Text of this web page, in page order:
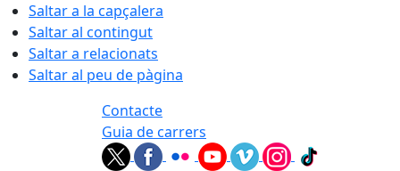
Saltar a la capçalera
Saltar al contingut
Saltar a relacionats
Saltar al peu de pàgina
Contacte
Guia de carrers